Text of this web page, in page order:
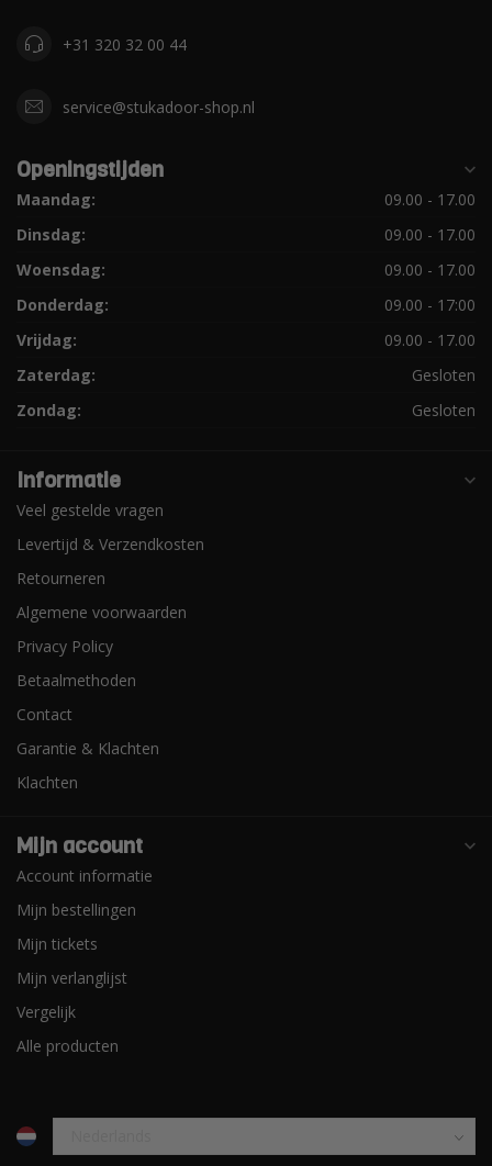
+31 320 32 00 44
service@stukadoor-shop.nl
Openingstijden
Maandag:
09.00 - 17.00
Dinsdag:
09.00 - 17.00
Woensdag:
09.00 - 17.00
Donderdag:
09.00 - 17:00
Vrijdag:
09.00 - 17.00
Zaterdag:
Gesloten
Zondag:
Gesloten
Informatie
Veel gestelde vragen
Levertijd & Verzendkosten
Retourneren
Algemene voorwaarden
Privacy Policy
Betaalmethoden
Contact
Garantie & Klachten
Klachten
Mijn account
Account informatie
Mijn bestellingen
Mijn tickets
Mijn verlanglijst
Vergelijk
Alle producten